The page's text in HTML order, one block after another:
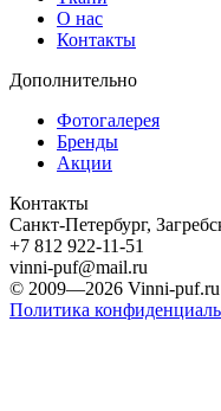
О нас
Контакты
Дополнительно
Фотогалерея
Бренды
Акции
Контакты
Санкт-Петербург,
+7 812 922-11-51
vinni-puf@mail.ru
© 2009—2026 Vinni-puf.ru
Политика